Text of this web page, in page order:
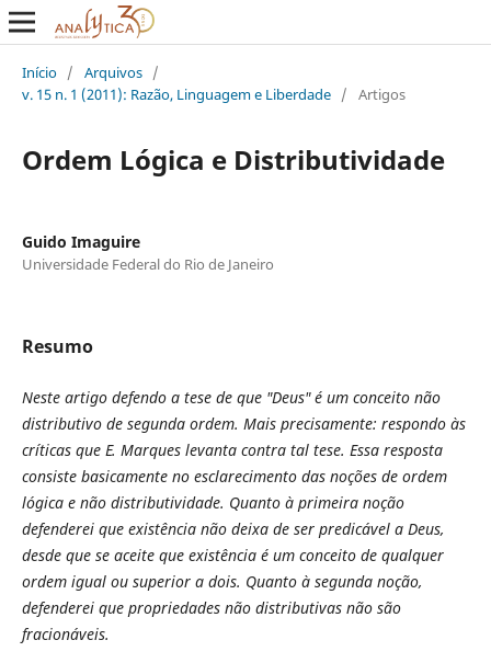
Início / Arquivos /
v. 15 n. 1 (2011): Razão, Linguagem e Liberdade / Artigos
Ordem Lógica e Distributividade
Guido Imaguire
Universidade Federal do Rio de Janeiro
Resumo
Neste artigo defendo a tese de que "Deus" é um conceito não
distributivo de segunda ordem. Mais precisamente: respondo às
críticas que E. Marques levanta contra tal tese. Essa resposta
consiste basicamente no esclarecimento das noções de ordem
lógica e não distributividade. Quanto à primeira noção
defenderei que existência não deixa de ser predicável a Deus,
desde que se aceite que existência é um conceito de qualquer
ordem igual ou superior a dois. Quanto à segunda noção,
defenderei que propriedades não distributivas não são
fracionáveis.